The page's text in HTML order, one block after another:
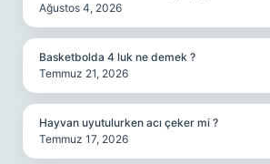
Ağustos 4, 2026
Basketbolda 4 luk ne demek ?
Temmuz 21, 2026
Hayvan uyutulurken acı çeker mi ?
Temmuz 17, 2026